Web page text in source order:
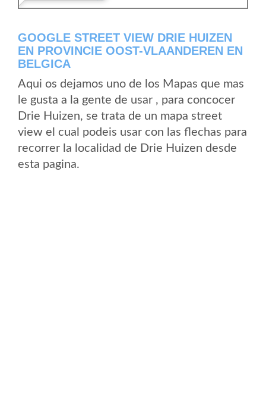
GOOGLE STREET VIEW DRIE HUIZEN
EN PROVINCIE OOST-VLAANDEREN EN
BELGICA
Aqui os dejamos uno de los Mapas que mas
le gusta a la gente de usar , para concocer
Drie Huizen, se trata de un mapa street
view el cual podeis usar con las flechas para
recorrer la localidad de Drie Huizen desde
esta pagina.